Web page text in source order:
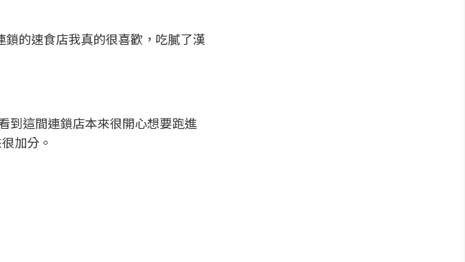
的速食店我真的很喜歡，吃膩了漢
這間連鎖店本來很開心想要跑進
加分。